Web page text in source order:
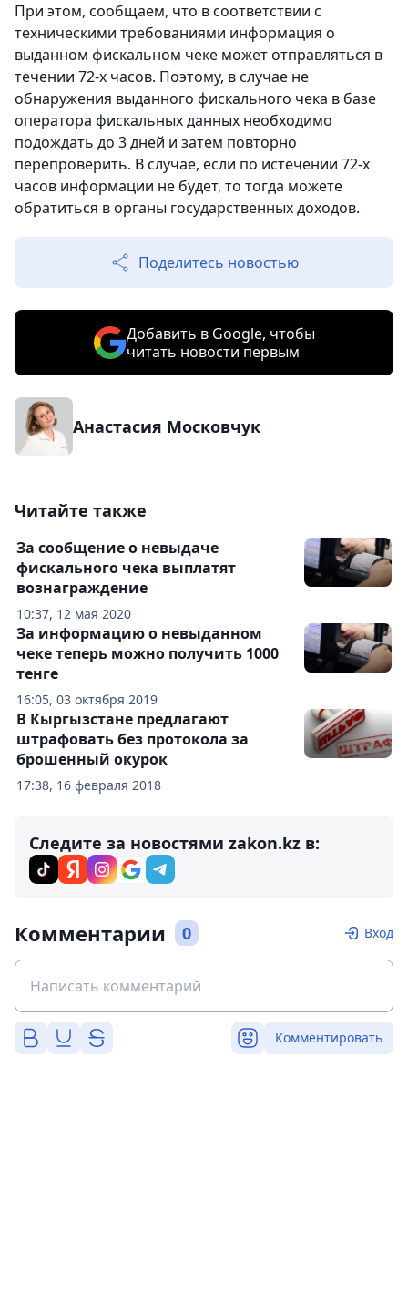
При этом, сообщаем, что в соответствии с
техническими требованиями информация о
выданном фискальном чеке может отправляться в
течении 72-х часов. Поэтому, в случае не
обнаружения выданного фискального чека в базе
оператора фискальных данных необходимо
подождать до 3 дней и затем повторно
перепроверить. В случае, если по истечении 72-х
часов информации не будет, то тогда можете
обратиться в органы государственных доходов.
Поделитесь новостью
Добавить в Google, чтобы
читать новости первым
Анастасия Московчук
Читайте также
10:37, 12 мая 2020
За сообщение о невыдаче
фискального чека выплатят
вознаграждение
16:05, 03 октября 2019
За информацию о невыданном
чеке теперь можно получить 1000
тенге
17:38, 16 февраля 2018
В Кыргызстане предлагают
штрафовать без протокола за
брошенный окурок
Следите за новостями zakon.kz в:
Комментарии 0 Вход
Комментировать